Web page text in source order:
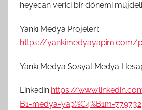
heyecan verici bir dönemi
Yankı Medya Projeleri:
https://yankimedyayapim.com/
Yankı Medya Sosyal Medya
Linkedin:https://
B1-medya-yap%C4%B1m-